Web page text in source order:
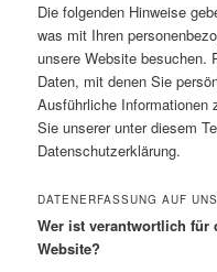
Die folgenden Hinweise
was mit Ihren
unsere Website besuchen.
Daten, mit denen Sie
Ausführliche Informationen
Sie unserer unter diesem
Datenschutzerklärung.
DATENERFASSUNG AUF
Wer ist verantwortlich für
Website?